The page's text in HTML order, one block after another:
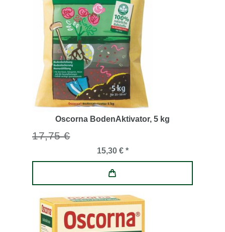
Oscorna BodenAktivator, 5 kg
17,75 €
15,30 € *